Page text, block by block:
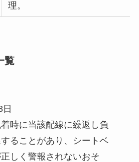
理。
覧
日
時に当該配線に繰返し負
ることがあり、シートベ
しく警報されないおそ